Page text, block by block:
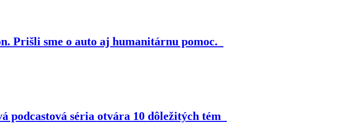
Prišli sme o auto aj humanitárnu pomoc.
podcastová séria otvára 10 dôležitých tém